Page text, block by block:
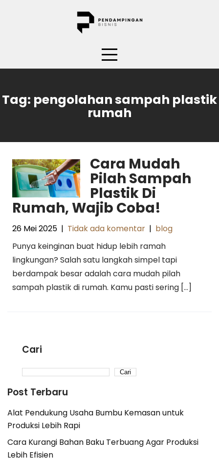
Tag: pengolahan sampah plastik
rumah
Cara Mudah
Pilah Sampah
Plastik Di
Rumah, Wajib Coba!
26 Mei 2025 | Tidak ada komentar | blog
Punya keinginan buat hidup lebih ramah
lingkungan? Salah satu langkah simpel tapi
berdampak besar adalah cara mudah pilah
sampah plastik di rumah. Kamu pasti sering […]
Cari
Cari
Post Terbaru
Alat Pendukung Usaha Bumbu Kemasan untuk
Produksi Lebih Rapi
Cara Kurangi Bahan Baku Terbuang Agar Produksi
Lebih Efisien